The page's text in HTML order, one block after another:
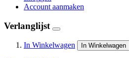
Account aanmaken
Verlanglijst
In Winkelwagen In Winkelwagen